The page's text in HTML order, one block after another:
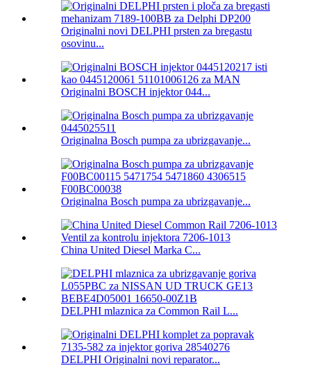
Originalni novi DELPHI prsten za bregastu
osovinu...
Originalni BOSCH injektor 044...
Originalna Bosch pumpa za ubrizgavanje...
Originalna Bosch pumpa za ubrizgavanje...
China United Diesel Marka C...
DELPHI mlaznica za Common Rail L...
DELPHI Originalni novi reparator...